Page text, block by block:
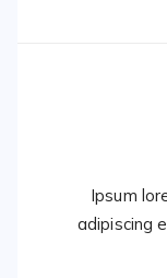
Ipsum
adipiscing